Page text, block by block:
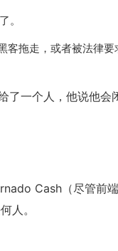
。
拖走，或者被法律要
一个人，他说他会
Cash（尽管前
人。